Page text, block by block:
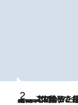
2026.8.5
【阿川佐和子さんの年とる力】なぜ70代で始めた趣味は“こんなに楽しい”のか？ ピアノ、俳句…スランプに陥っても続けられる“ある秘訣”とは